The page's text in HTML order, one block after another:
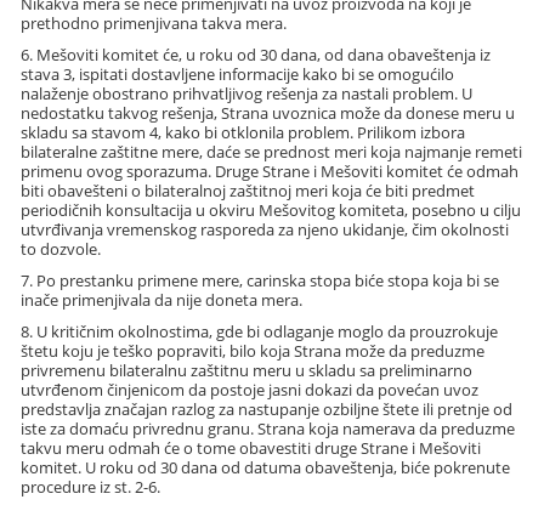
prethodno primenjivana takva mera.
6. Mešoviti komitet će, u roku od 30 dana, od dana obaveštenja iz
stava 3, ispitati dostavljene informacije kako bi se omogućilo
nalaženje obostrano prihvatljivog rešenja za nastali problem. U
nedostatku takvog rešenja, Strana uvoznica može da donese meru u
skladu sa stavom 4, kako bi otklonila problem. Prilikom izbora
bilateralne zaštitne mere, daće se prednost meri koja najmanje remeti
primenu ovog sporazuma. Druge Strane i Mešoviti komitet će odmah
biti obavešteni o bilateralnoj zaštitnoj meri koja će biti predmet
periodičnih konsultacija u okviru Mešovitog komiteta, posebno u cilju
utvrđivanja vremenskog rasporeda za njeno ukidanje, čim okolnosti
to dozvole.
7. Po prestanku primene mere, carinska stopa biće stopa koja bi se
inače primenjivala da nije doneta mera.
8. U kritičnim okolnostima, gde bi odlaganje moglo da prouzrokuje
štetu koju je teško popraviti, bilo koja Strana može da preduzme
privremenu bilateralnu zaštitnu meru u skladu sa preliminarno
utvrđenom činjenicom da postoje jasni dokazi da povećan uvoz
predstavlja značajan razlog za nastupanje ozbiljne štete ili pretnje od
iste za domaću privrednu granu. Strana koja namerava da preduzme
takvu meru odmah će o tome obavestiti druge Strane i Mešoviti
komitet. U roku od 30 dana od datuma obaveštenja, biće pokrenute
procedure iz st. 2-6.